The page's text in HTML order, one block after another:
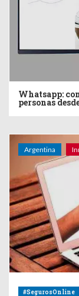
Whatsapp:
personas
Argentina
#SegurosOnline